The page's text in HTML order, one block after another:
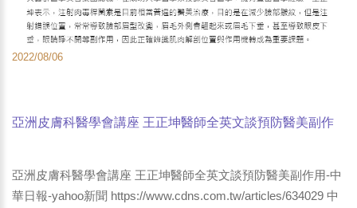
2022/08/06
亞洲皮膚科醫學會講座 王正坤醫師全英文談預防醫美副作
亞洲皮膚科醫學會講座 王正坤醫師全英文談預防醫美副作用-中
華日報-yahoo新聞 https://www.cdns.com.tw/articles/634029 中